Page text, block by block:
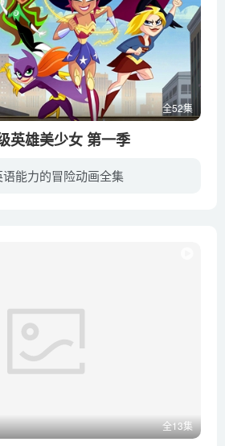
全52集
英雄美少女 第一季
能力的冒险动画全集
全13集